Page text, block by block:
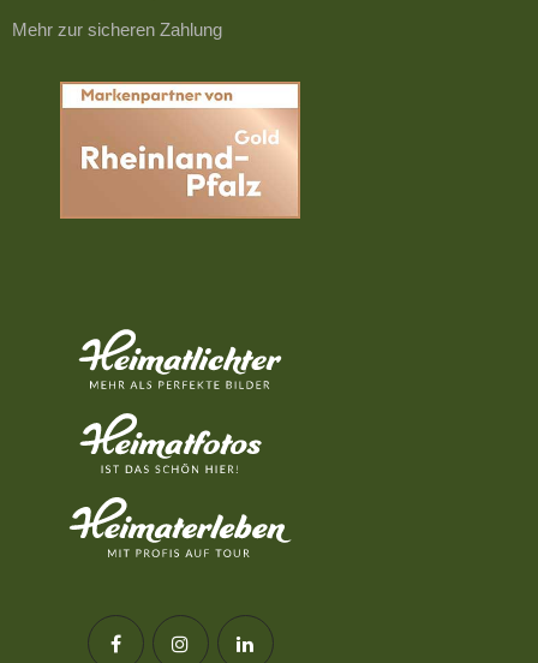
Mehr zur sicheren Zahlung